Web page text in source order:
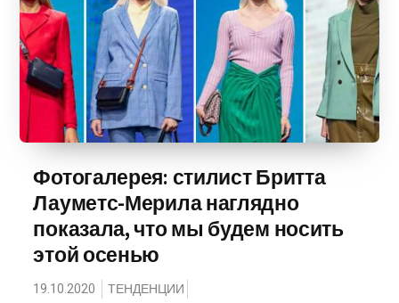
Фотогалерея: стилист Бритта
Лауметс-Мерила наглядно
показала, что мы будем носить
этой осенью
19.10.2020 ТЕНДЕНЦИИ